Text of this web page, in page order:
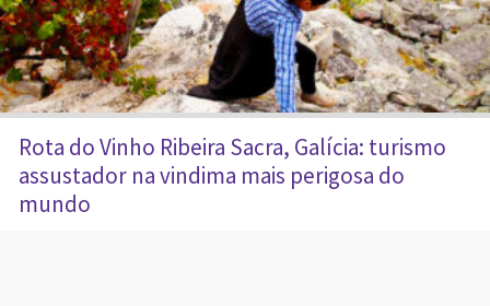
Rota do Vinho Ribeira Sacra, Galícia: turismo
assustador na vindima mais perigosa do
mundo